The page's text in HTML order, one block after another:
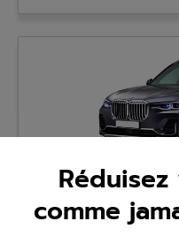
BMW
Réduisez
comme